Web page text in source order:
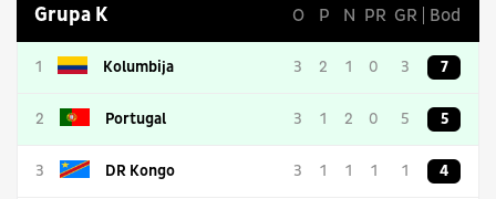
Grupa K O P N PR GR Bod
1 Kolumbija 3 2 1 0 3 7
2 Portugal 3 1 2 0 5 5
3 DR Kongo 3 1 1 1 1 4